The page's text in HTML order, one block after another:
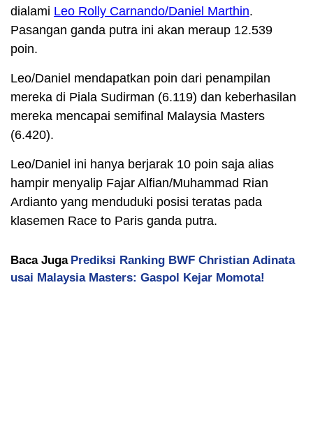
dialami Leo Rolly Carnando/Daniel Marthin.
Pasangan ganda putra ini akan meraup 12.539
poin.
Leo/Daniel mendapatkan poin dari penampilan
mereka di Piala Sudirman (6.119) dan keberhasilan
mereka mencapai semifinal Malaysia Masters
(6.420).
Leo/Daniel ini hanya berjarak 10 poin saja alias
hampir menyalip Fajar Alfian/Muhammad Rian
Ardianto yang menduduki posisi teratas pada
klasemen Race to Paris ganda putra.
Baca Juga Prediksi Ranking BWF Christian Adinata
usai Malaysia Masters: Gaspol Kejar Momota!